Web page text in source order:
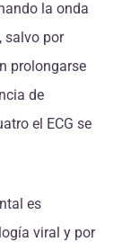
la onda
salvo por
prolongarse
de
el ECG se
es
viral y por